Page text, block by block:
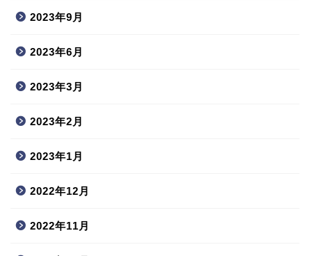
2023年9月
2023年6月
2023年3月
2023年2月
2023年1月
2022年12月
2022年11月